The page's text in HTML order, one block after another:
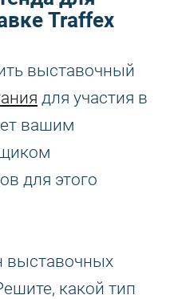
Traffex
выставочный
для участия в
вашим
для этого
выставочных
какой тип